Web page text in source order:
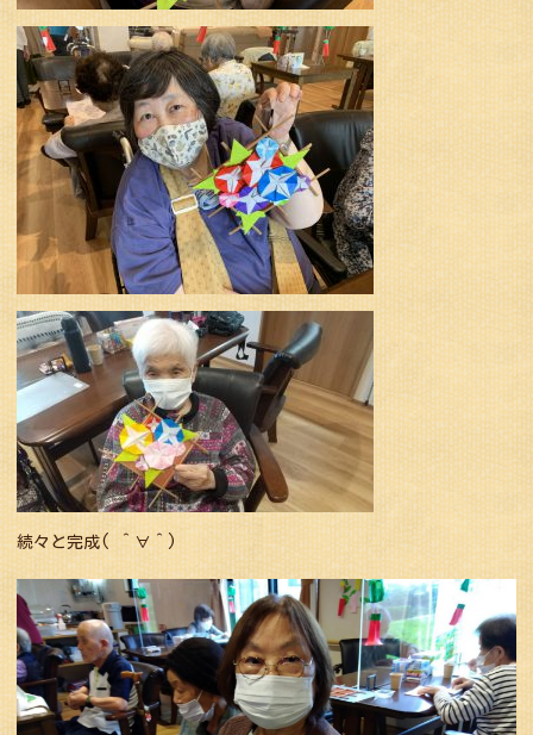
続々と完成( ＾∀＾)